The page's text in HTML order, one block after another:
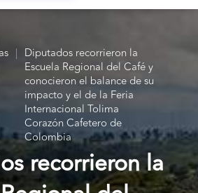
| Diputados recorrieron la
Escuela Regional del Café y
conocieron el balance de su
impacto y el de la Feria
Internacional Tolima
Corazón Cafetero de
Colombia
recorrieron la